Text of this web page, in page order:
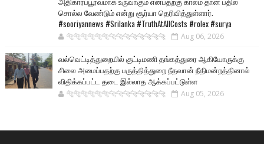
சொல்ல வேண்டும் என்று சூர்யா தெரிவித்துள்ளார்.
#sooriyannews #Srilanka #TruthAtAllCosts #rolex #surya
🐅🐅🐅🐅🐅🐅🐆🐆🐆🐆🐆🐆🐆🐆 Aug 06, 2026
வல்வெட்டித்துறையில் குட்டிமணி தங்கத்துரை ஆகியோருக்கு
சிலை அமைப்பதற்கு பருத்தித்துறை நீதவான் நீதிமன்றத்தினால்
விதிக்கப்பட்ட தடை இல்லாத ஆக்கப்பட்டுள்ள
🐅🐅🐅🐅🐅🐅🐆🐆🐆🐆🐆🐆🐆🐆 Aug 05, 2026